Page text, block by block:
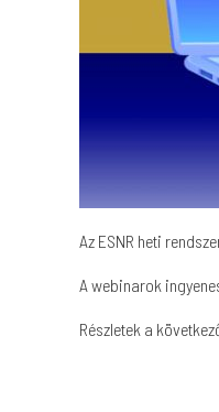
Az ESNR heti
A webinarok
Részletek a